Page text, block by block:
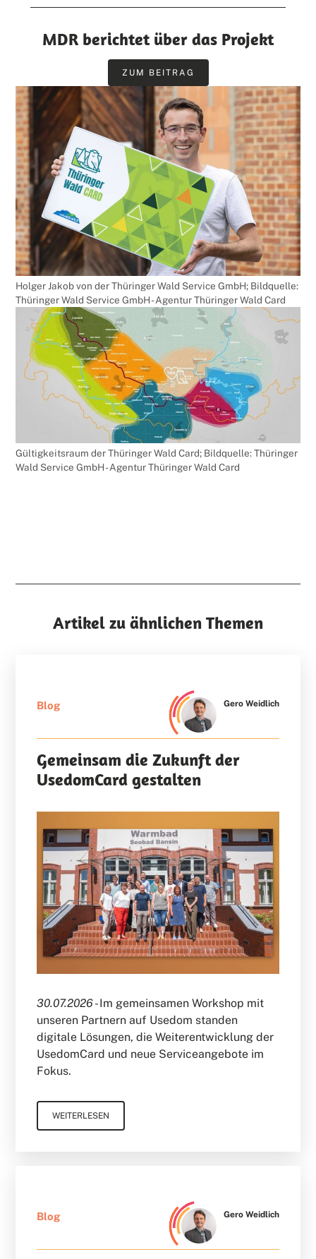
MDR berichtet über das Projekt
ZUM BEITRAG
Holger Jakob von der Thüringer Wald Service GmbH; Bildquelle:
Thüringer Wald Service GmbH - Agentur Thüringer Wald Card
Gültigkeitsraum der Thüringer Wald Card; Bildquelle: Thüringer
Wald Service GmbH - Agentur Thüringer Wald Card
Artikel zu ähnlichen Themen
Blog Gero Weidlich
Gemeinsam die Zukunft der
UsedomCard gestalten
30.07.2026 -Im gemeinsamen Workshop mit
unseren Partnern auf Usedom standen
digitale Lösungen, die Weiterentwicklung der
UsedomCard und neue Serviceangebote im
Fokus.
WEITERLESEN
Blog Gero Weidlich